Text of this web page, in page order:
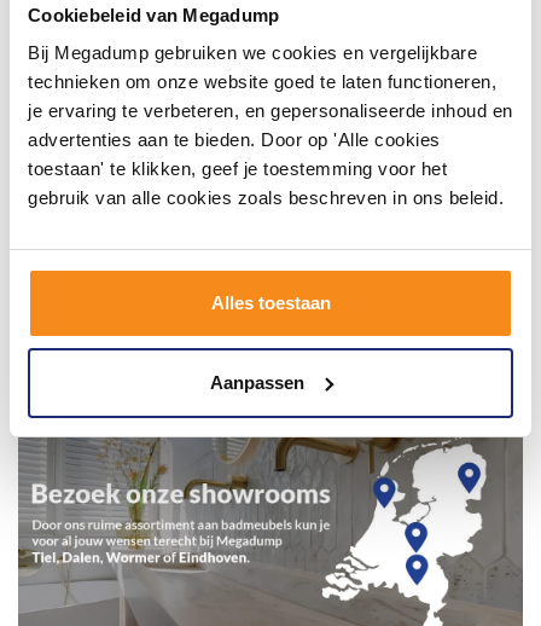
Cookiebeleid van Megadump
Bij Megadump gebruiken we cookies en vergelijkbare
technieken om onze website goed te laten functioneren,
je ervaring te verbeteren, en gepersonaliseerde inhoud en
advertenties aan te bieden. Door op 'Alle cookies
toestaan' te klikken, geef je toestemming voor het
gebruik van alle cookies zoals beschreven in ons beleid.
Alles toestaan
Aanpassen
badkamerstijlen. Doe je mee?